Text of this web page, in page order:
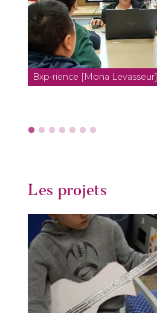
Bxp-rience [Mona Levasseur]
Les projets